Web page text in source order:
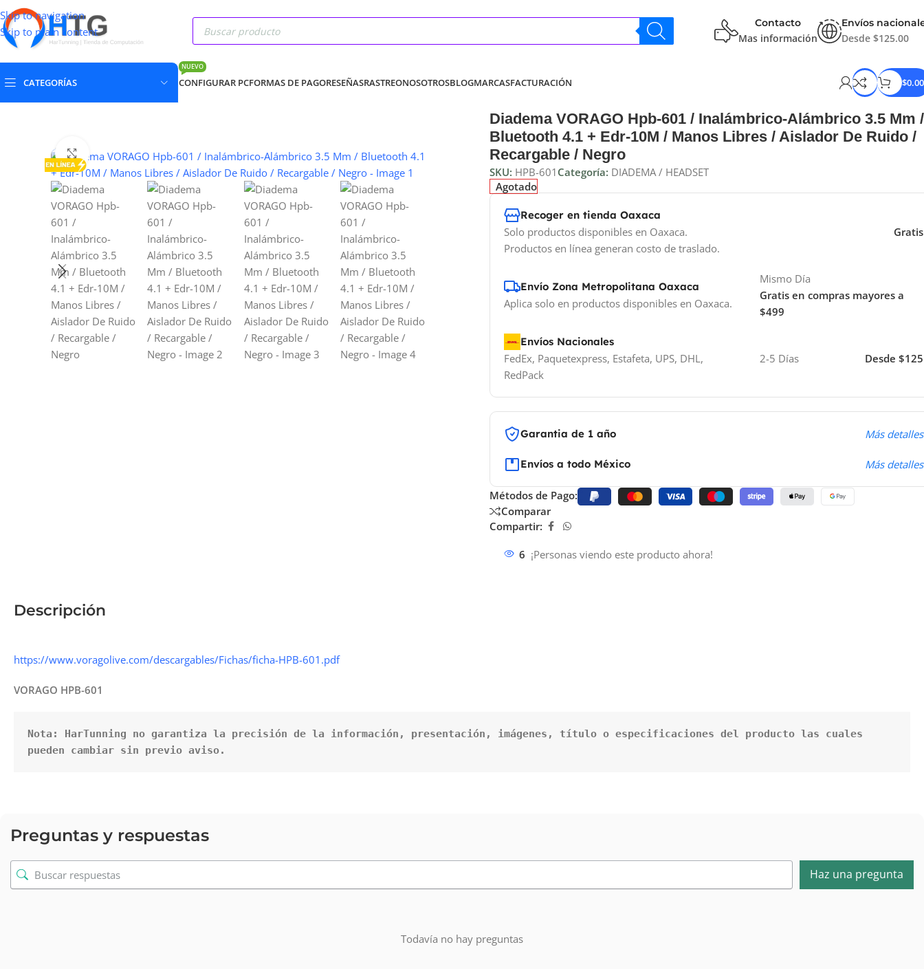
Skip to navigation
Skip to main content
Contacto
Mas información
Envíos
Desde $125.00
CATEGORÍAS CONFIGURAR PC
NUEVO
FORMAS DE PAGORESEÑASRASTREONOSOTROSBLOGMARCASFACTURACIÓN $0.00
Clic para ampliar
Diadema VORAGO Hpb-601 / Inalámbrico-Alámbrico 3.5 Mm /
Bluetooth 4.1 + Edr-10M / Manos Libres / Aislador De Ruido /
Recargable / Negro
SKU: HPB-601 Categoría: DIADEMA / HEADSET
Agotado
Recoger en tienda Oaxaca
Solo productos disponibles en Oaxaca.
Productos en línea generan costo de traslado.
Gratis
Envío Zona Metropolitana Oaxaca
Aplica solo en productos disponibles en Oaxaca.
Mismo Día
Gratis en compras mayores a
$499
Envíos Nacionales
FedEx, Paquetexpress, Estafeta, UPS, DHL,
RedPack
2-5 Días Desde $125
Garantia de 1 año Más detalles
Envíos a todo México Más detalles
Métodos de Pago:
Comparar
Compartir:
6 ¡Personas viendo este producto ahora!
Descripción
https://www.voragolive.com/descargables/Fichas/ficha-HPB-601.pdf
VORAGO HPB-601
Nota: HarTunning no garantiza la precisión de la información, presentación, imágenes, título o especificaciones del producto las cuales
pueden cambiar sin previo aviso.
Preguntas y respuestas
Haz una pregunta
Todavía no hay preguntas